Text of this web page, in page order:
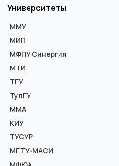
Университеты
ММУ
МИП
МФПУ Синергия
МТИ
ТГУ
ТулГУ
ММА
КИУ
ТУСУР
МГТУ-МАСИ